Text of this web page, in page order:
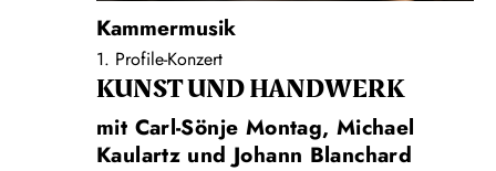
Kammermusik
1. Profile-Konzert
KUNST UND HAND­WERK
mit Carl-Sönje Montag, Michael
Kaulartz und Johann Blanchard